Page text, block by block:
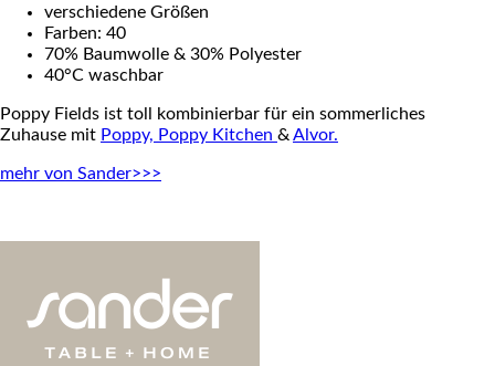
verschiedene Größen
Farben: 40
70% Baumwolle & 30% Polyester
40°C waschbar
Poppy Fields ist toll kombinierbar für ein sommerliches
Zuhause mit Poppy, Poppy Kitchen &Alvor.
mehr von Sander>>>